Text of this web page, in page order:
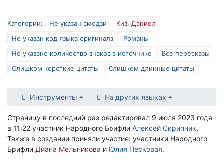
Категории: Не указан эмодзи
Киз, Дэниел
Не указан код языка оригинала
Романы
Не указано количество знаков в источнике
Все пересказы
Слишком короткие цитаты
Слишком длинные цитаты
Инструменты На других языках
Страницу в последний раз редактировал 9 июля 2023 года
в 11:22 участник Народного Брифли Алексей Скрипник.
Также в создании приняли участие: участники Народного
Брифли Диана Мельникова и Юлия Песковая.